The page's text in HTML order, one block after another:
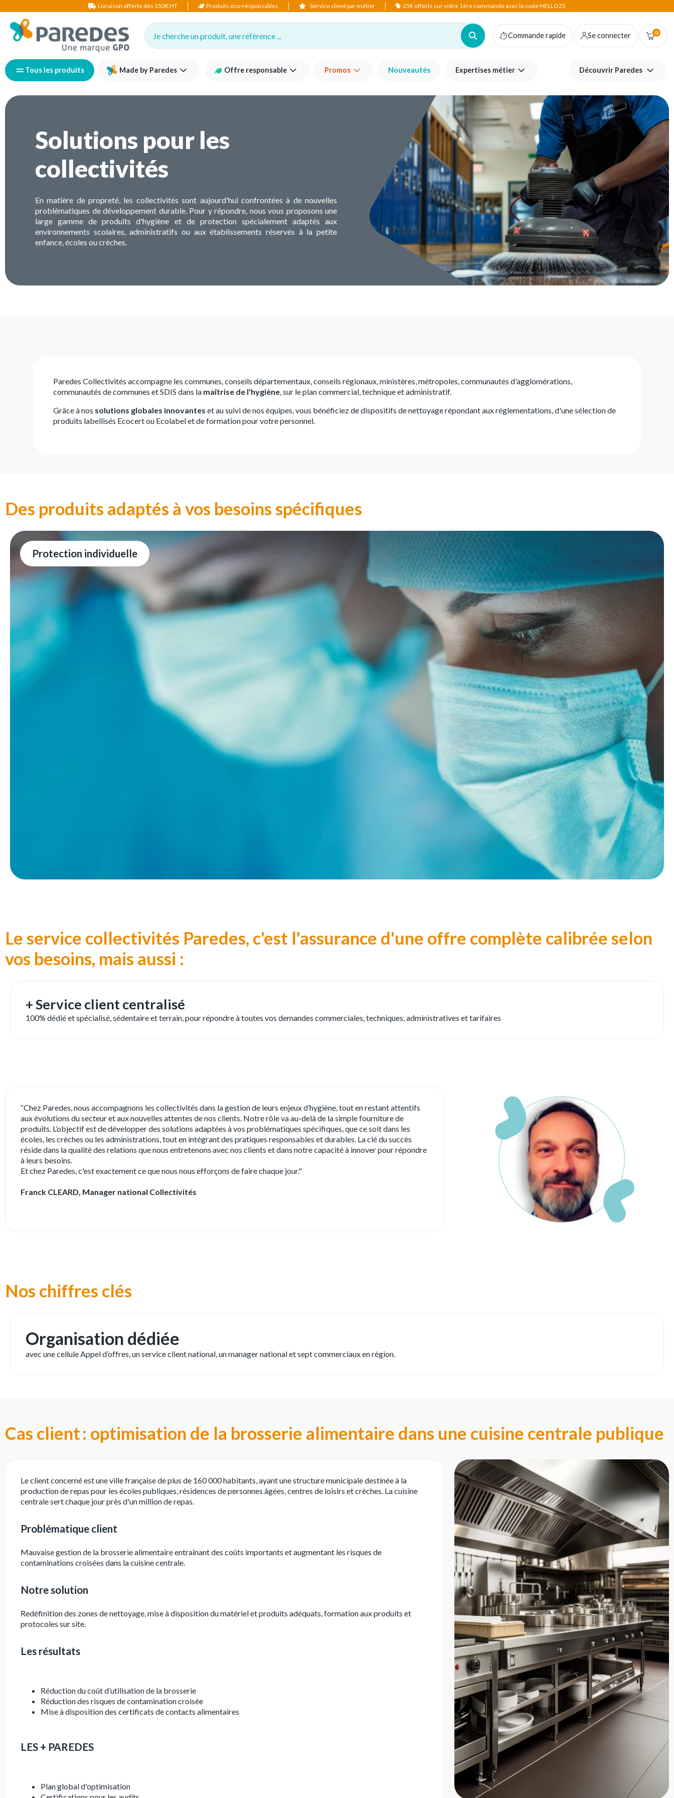
Livraison offerte dès 150€ HT Produits éco-responsables Service client par métier 25€ offerts sur votre 1ère commande avec le code HELLO25
Je cherche un produit, une référence ... Commande rapide Se connecter 0
Tous les produits Made by Paredes Offre responsable Promos Nouveautés Expertises métier Découvrir Paredes
Solutions pour les
collectivités
En matière de propreté, les collectivités sont aujourd'hui confrontées à de nouvelles
problématiques de développement durable. Pour y répondre, nous vous proposons une
large gamme de produits d'hygiène et de protection spécialement adaptés aux
environnements scolaires, administratifs ou aux établissements réservés à la petite
enfance, écoles ou crèches.
Paredes Collectivités accompagne les communes, conseils départementaux, conseils régionaux, ministères, métropoles, communautés d'agglomérations,
communautés de communes et SDIS dans la maîtrise de l'hygiène, sur le plan commercial, technique et administratif.
Grâce à nos solutions globales innovantes et au suivi de nos équipes, vous bénéficiez de dispositifs de nettoyage répondant aux réglementations, d'une sélection de
produits labellisés Ecocert ou Ecolabel et de formation pour votre personnel.
Des produits adaptés à vos besoins spécifiques
Protection individuelle
Le service collectivités Paredes, c'est l'assurance d'une offre complète calibrée selon
vos besoins, mais aussi :
+ Service client centralisé
100% dédié et spécialisé, sédentaire et terrain, pour répondre à toutes vos demandes commerciales, techniques, administratives et tarifaires
“Chez Paredes, nous accompagnons les collectivités dans la gestion de leurs enjeux d’hygiène, tout en restant attentifs
aux évolutions du secteur et aux nouvelles attentes de nos clients. Notre rôle va au-delà de la simple fourniture de
produits. L’objectif est de développer des solutions adaptées à vos problématiques spécifiques, que ce soit dans les
écoles, les crèches ou les administrations, tout en intégrant des pratiques responsables et durables. La clé du succès
réside dans la qualité des relations que nous entretenons avec nos clients et dans notre capacité à innover pour répondre
à leurs besoins.
Et chez Paredes, c'est exactement ce que nous nous efforçons de faire chaque jour."
Franck CLEARD, Manager national Collectivités
Nos chiffres clés
Organisation dédiée
avec une cellule Appel d’offres, un service client national, un manager national et sept commerciaux en région.
Cas client : optimisation de la brosserie alimentaire dans une cuisine centrale publique
Le client concerné est une ville française de plus de 160 000 habitants, ayant une structure municipale destinée à la
production de repas pour les écoles publiques, résidences de personnes âgées, centres de loisirs et crèches. La cuisine
centrale sert chaque jour près d'un million de repas.
Problématique client
Mauvaise gestion de la brosserie alimentaire entraînant des coûts importants et augmentant les risques de
contaminations croisées dans la cuisine centrale.
Notre solution
Redéfinition des zones de nettoyage, mise à disposition du matériel et produits adéquats, formation aux produits et
protocoles sur site.
Les résultats
Réduction du coût d’utilisation de la brosserie
Réduction des risques de contamination croisée
Mise à disposition des certificats de contacts alimentaires
LES + PAREDES
Plan global d'optimisation